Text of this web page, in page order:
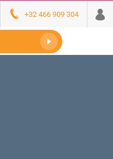
+32 466 909 304